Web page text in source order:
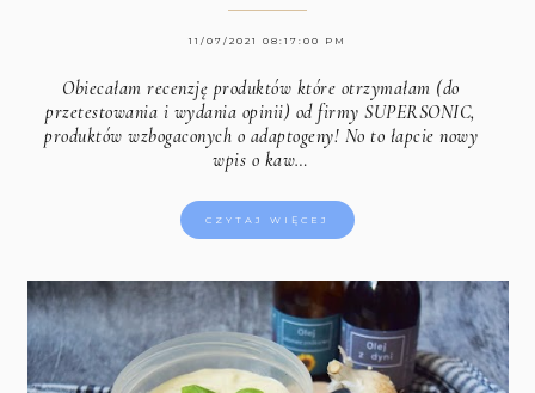
11/07/2021 08:17:00 PM
Obiecałam recenzję produktów które otrzymałam (do
przetestowania i wydania opinii) od firmy SUPERSONIC,
produktów wzbogaconych o adaptogeny! No to łapcie nowy
wpis o kaw…
CZYTAJ WIĘCEJ